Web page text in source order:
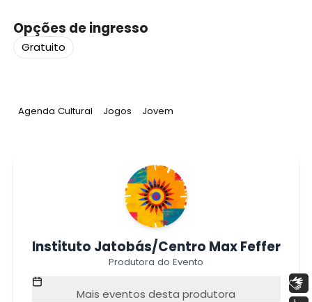
Opções de ingresso
Gratuito
Tag:
Agenda Cultural Tag:
Jogos Tag:
Jovem
Instituto Jatobás/Centro Max Feffer
Produtora do Evento
Mais eventos desta produtora